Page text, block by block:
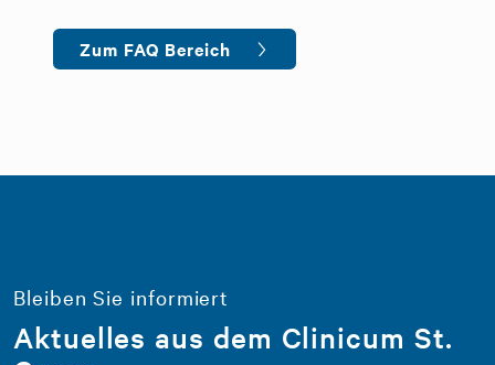
Zum FAQ Bereich
Bleiben Sie informiert
Aktuelles aus dem Clinicum St.